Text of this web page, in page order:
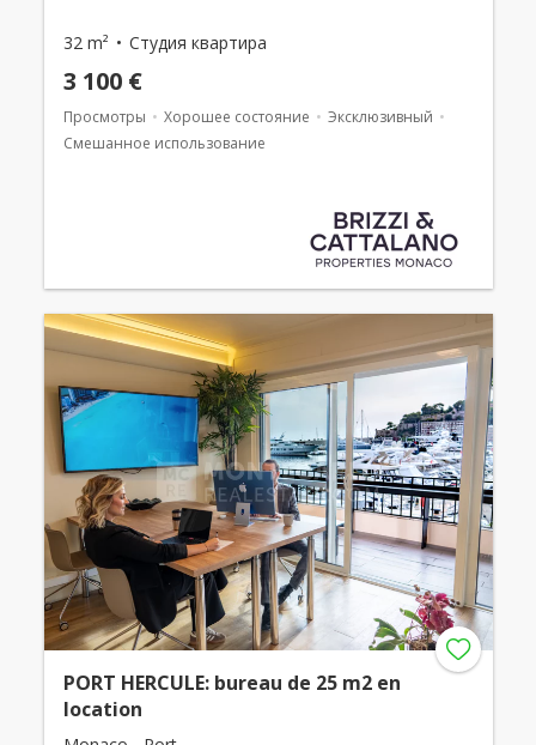
32 m² Студия квартира
3 100 €
Просмотры Хорошее состояние
Эксклюзивный
Смешанное использование
PORT HERCULE: bureau de 25 m2 en
location